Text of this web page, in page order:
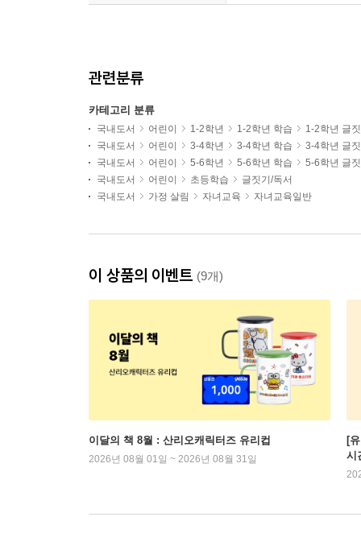
관련분류
카테고리 분류
국내도서 어린이 1-2학년 1-2학년 학습
1-2학년 글
국내도서
어린이 3-4학년 3-4학년 학습
3-4학년 글
국내도서
어린이 5-6학년 5-6학년 학습
5-6학년 글
국내도서
어린이 초등학습
글짓기/독서
국내도서
가정 살림 자녀교육 자녀교육일반
이 상품의 이벤트 (9개)
이달의 책 8월 : 산리오캐릭터즈 유리컵
2026년 08월 01일 ~ 2026년 08월 31일
[
시